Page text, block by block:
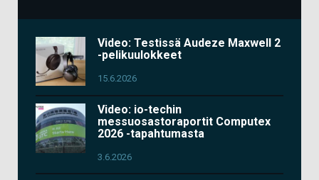
Video: Testissä Audeze Maxwell 2
-pelikuulokkeet
15.6.2026
Video: io-techin
messuosastoraportit Computex
2026 -tapahtumasta
3.6.2026